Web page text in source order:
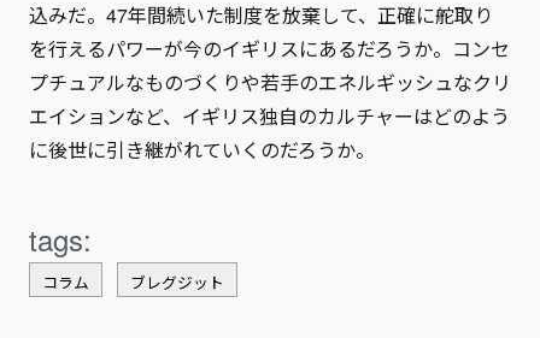
込みだ。47年間続いた制度を放棄して、正確に舵取り
を行えるパワーが今のイギリスにあるだろうか。コンセ
プチュアルなものづくりや若手のエネルギッシュなクリ
エイションなど、イギリス独自のカルチャーはどのよう
に後世に引き継がれていくのだろうか。
コラム ブレグジット